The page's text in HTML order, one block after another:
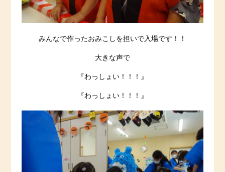
みんなで作ったおみこしを担いで入場です！！
大きな声で
『わっしょい！！！』
『わっしょい！！！』